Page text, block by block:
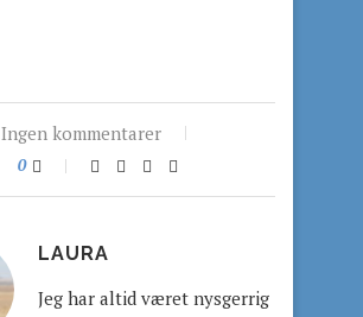
Ingen kommentarer
0
LAURA
Jeg har altid været nysgerrig